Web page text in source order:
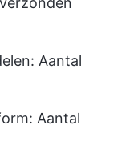
Aantal
Aantal